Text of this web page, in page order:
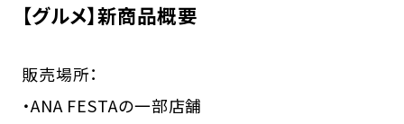
【グルメ】新商品概要
販売場所：
・ANA FESTAの一部店舗